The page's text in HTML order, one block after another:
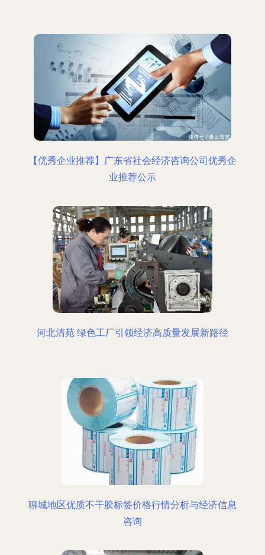
【优秀企业推荐】广东省社会经济咨询公司优秀企
业推荐公示
河北清苑 绿色工厂引领经济高质量发展新路径
聊城地区优质不干胶标签价格行情分析与经济信息
咨询